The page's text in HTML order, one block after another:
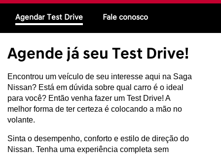
Fale conosco
Agendar Test Drive
Agende já seu Test Drive!
Encontrou um veículo de seu interesse aqui na Saga
Nissan? Está em dúvida sobre qual carro é o ideal
para você? Então venha fazer um Test Drive! A
melhor forma de ter certeza é colocando a mão no
volante.
Sinta o desempenho, conforto e estilo de direção do
Nissan. Tenha uma experiência completa sem